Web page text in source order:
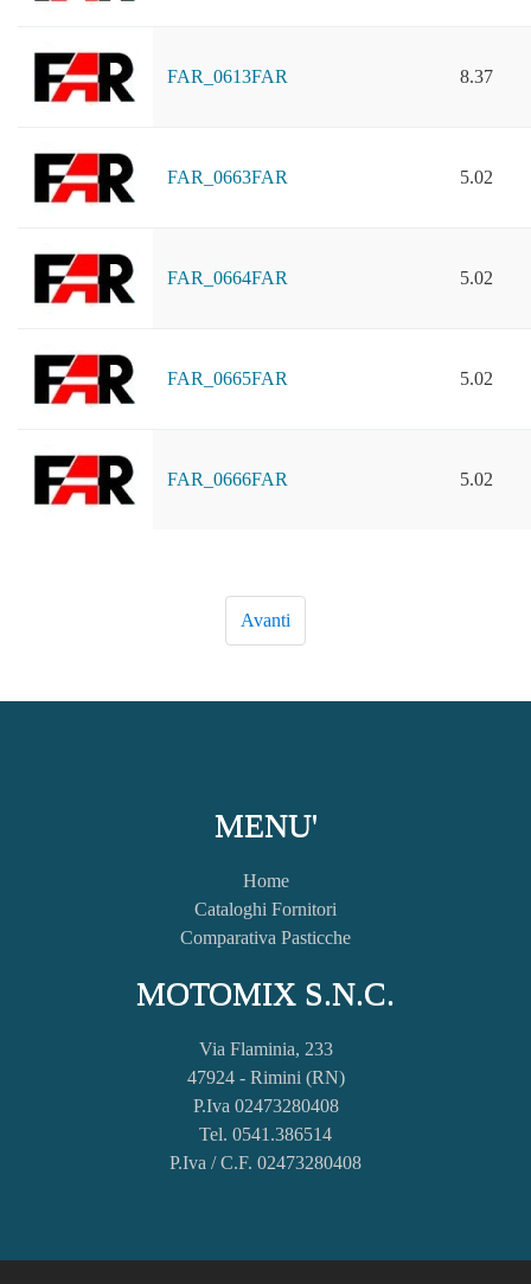
FAR_0613FAR 8.37
FAR_0663FAR 5.02
FAR_0664FAR 5.02
FAR_0665FAR 5.02
FAR_0666FAR 5.02
MENU'
Home
Cataloghi Fornitori
Comparativa Pasticche
MOTOMIX S.N.C.
Via Flaminia, 233
47924 - Rimini (RN)
P.Iva 02473280408
Tel. 0541.386514
P.Iva / C.F. 02473280408